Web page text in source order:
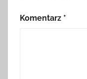
Komentarz *